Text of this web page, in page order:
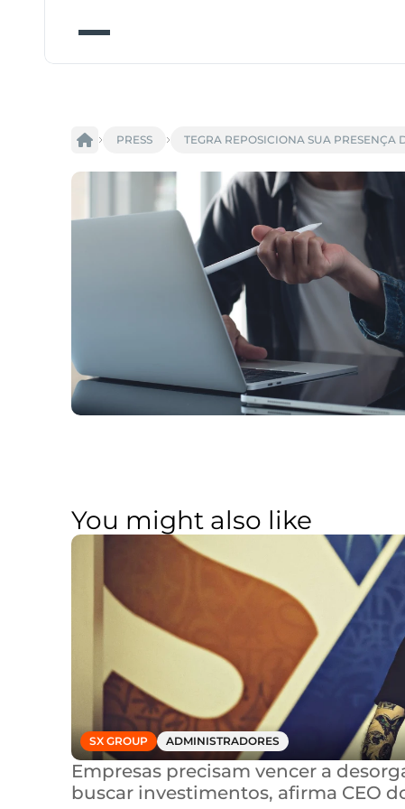
PRESS TEGRA REPOSICIONA SUA PRESENÇA
You might also like
SX GROUP ADMINISTRADORES
Empresas precisam vencer a
buscar investimentos, afirma CEO